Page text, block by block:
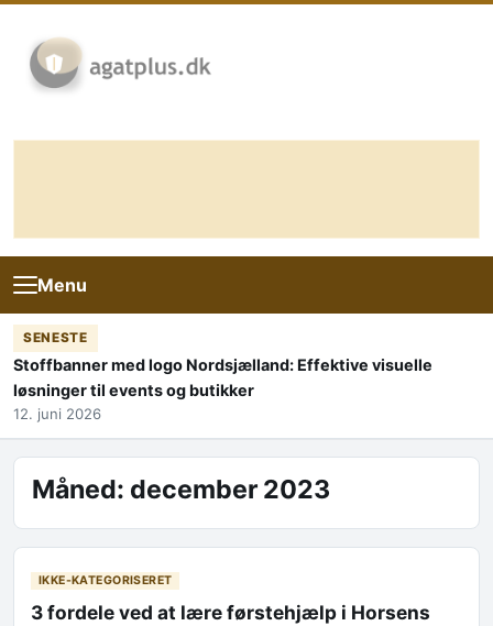
Menu
SENESTE
Stoffbanner med logo Nordsjælland: Effektive visuelle
løsninger til events og butikker
12. juni 2026
Måned: december 2023
IKKE-KATEGORISERET
3 fordele ved at lære førstehjælp i Horsens